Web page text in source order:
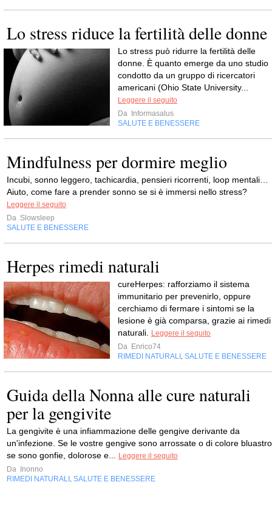
Lo stress riduce la fertilità delle donne
Lo stress può ridurre la fertilità delle
donne. È quanto emerge da uno studio
condotto da un gruppo di ricercatori
americani (Ohio State University...
Leggere il seguito
Da
Informasalus
SALUTE E BENESSERE
Mindfulness per dormire meglio
Incubi, sonno leggero, tachicardia, pensieri ricorrenti, loop mentali…
Aiuto, come fare a prender sonno se si è immersi nello stress?
Leggere il seguito
Da Slowsleep
SALUTE E BENESSERE
Herpes rimedi naturali
cureHerpes: rafforziamo il sistema
immunitario per prevenirlo, oppure
cerchiamo di fermare i sintomi se la
lesione è già comparsa, grazie ai rimedi
naturali. Leggere il seguito
Da Enrico74
RIMEDI NATURALI , SALUTE E BENESSERE
Guida della Nonna alle cure naturali
per la gengivite
La gengivite è una infiammazione delle gengive derivante da
un'infezione. Se le vostre gengive sono arrossate o di colore
se sono gonfie, dolorose e... Leggere il seguito
Da
Inonno
RIMEDI NATURALI , SALUTE E BENESSERE